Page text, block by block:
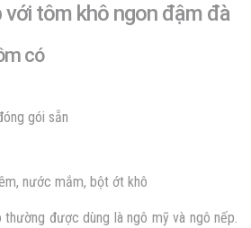
với tôm khô ngon đậm đà
có
gói sẵn
nước mắm, bột ớt khô
được dùng là ngô mỹ và ngô nếp.